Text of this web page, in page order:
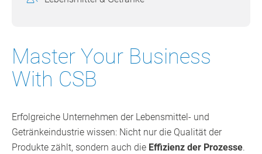
Master Your Business
With CSB
Erfolgreiche Unternehmen der Lebensmittel- und
Getränkeindustrie wissen: Nicht nur die Qualität der
Produkte zählt, sondern auch die Effizienz der Prozesse.